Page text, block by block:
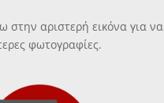
στην αριστερή εικόνα για να
φωτογραφίες.